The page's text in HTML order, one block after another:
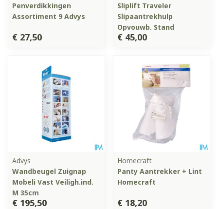
Penverdikkingen
Assortiment 9 Advys
€ 27,50
Sliplift Traveler
Slipaantrekhulp
Opvouwb. Stand
€ 45,00
Advys
Wandbeugel Zuignap
Mobeli Vast Veiligh.ind.
M 35cm
€ 195,50
Homecraft
Panty Aantrekker + Lint
Homecraft
€ 18,20